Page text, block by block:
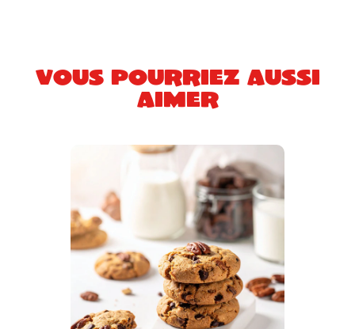
Vous pourriez aussi
aimer